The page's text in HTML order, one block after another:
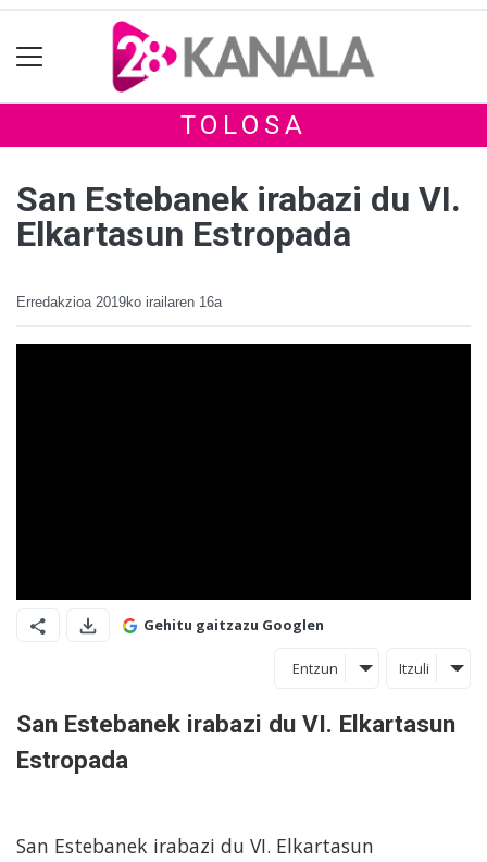
TOLOSA
San Estebanek irabazi du VI.
Elkartasun Estropada
Erredakzioa 2019ko irailaren 16a
Gehitu gaitzazu Googlen
Entzun Itzuli
San Estebanek irabazi du VI. Elkartasun
Estropada
San Estebanek irabazi du VI. Elkartasun